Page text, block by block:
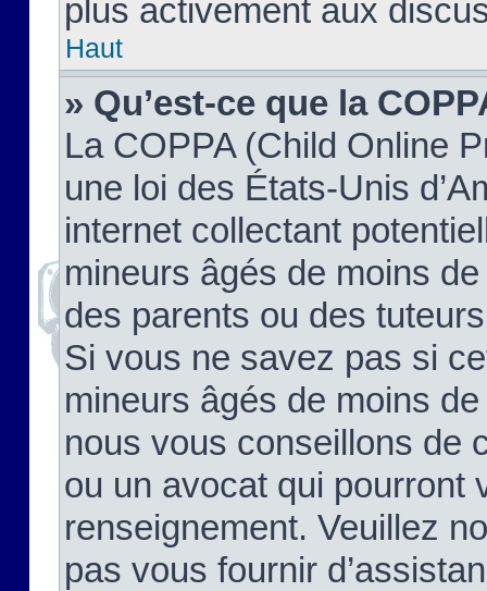
plus activement aux
Haut
» Qu’est-ce que la
La COPPA (Child Online
une loi des États-Unis
internet collectant
mineurs âgés de moins
des parents ou des
Si vous ne savez pas si
mineurs âgés de moins
nous vous conseillons de
ou un avocat qui pourront
renseignement. Veuillez
pas vous fournir